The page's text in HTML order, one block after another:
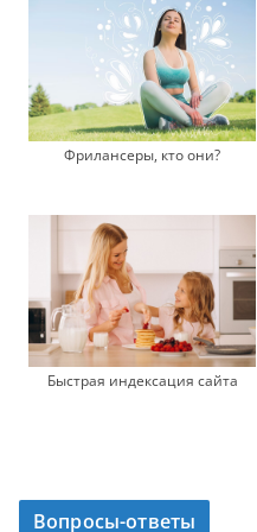
Фрилансеры, кто они?
Быстрая индексация сайта
Вопросы-ответы